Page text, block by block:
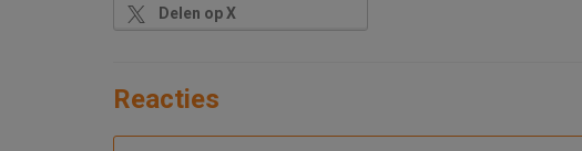
Delen op X
Reacties